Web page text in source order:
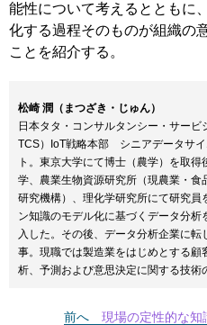
能性について考えるとともに
化する過程そのものが組織の
ことを紹介する。
松崎 潤（まつざき・じゅん）
日本タタ・コンサルタンシー・サービ
TCS）IoT戦略本部 シニアデータサイ
ト。東京大学にて博士（農学）を取得
学、農業生物資源研究所（現農業・食
研究機構）、理化学研究所にて研究員
ン知識のモデル化に基づくデータ分析
入した。その後、データ分析企業に
事。現職では製造業をはじめとする
析、予測および意思決定に関する技術
前へ 現場の定性的な知